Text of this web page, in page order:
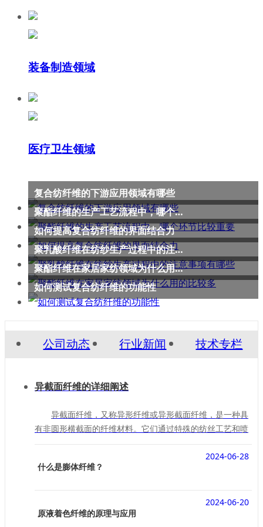
装备制造领域
医疗卫生领域
复合纺纤维的下游应用领域有哪些
聚酯纤维的生产工艺流程中，哪个环节比较重要
如何提高复合纺纤维的界面结合力
聚乳酸纤维在纺纱生产过程中的注意事项有哪些
聚酯纤维在家居家纺领域为什么用的比较多
如何测试复合纺纤维的功能性
公司动态 行业新闻 技术专栏
异截面纤维的详细阐述
异截面纤维，又称异形纤维或异形截面纤维，是一种具
有非圆形横截面的纤维材料。它们通过特殊的纺丝工艺和喷
什么是膨体纤维？
2024-06-28
原液着色纤维的原理与应用
2024-06-20